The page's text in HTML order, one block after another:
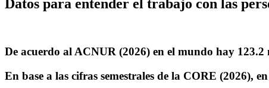
Datos para entender el trabajo con las
De acuerdo al ACNUR (2026) en el mundo hay 123.2
En base a las cifras semestrales de la CORE (2026),